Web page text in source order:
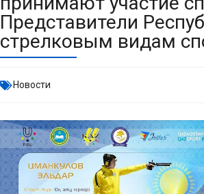
Представители
стрелковым видам
Новости